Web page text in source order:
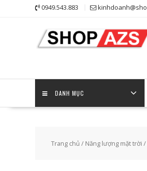
0949.543.883
DANH MỤC
Trang chủ / Năng lượng mặt trời /